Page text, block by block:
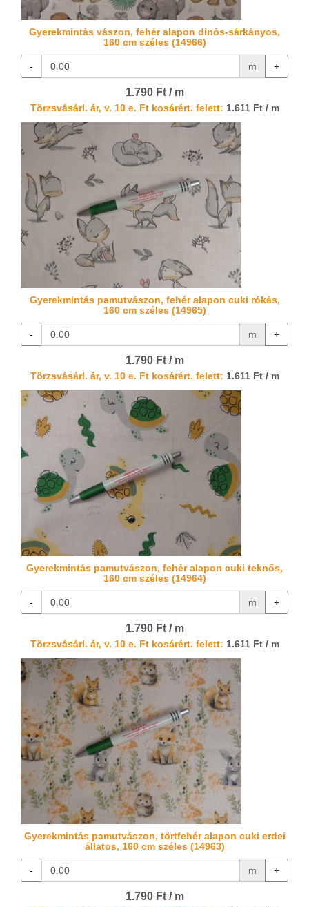
Gyerekmintás vászon, fehér alapon dinós-sárkányos,
160 cm széles (14966)
- m +
1.790 Ft / m
Törzsvásárl. ár, v. 10 e. Ft kosárért. felett: 1.611 Ft / m
Gyerekmintás pamutvászon, fehér alapon cuki rókás,
160 cm széles (14965)
- m +
1.790 Ft / m
Törzsvásárl. ár, v. 10 e. Ft kosárért. felett: 1.611 Ft / m
Gyerekmintás pamutvászon, fehér alapon cuki teknős,
160 cm széles (14964)
- m +
1.790 Ft / m
Törzsvásárl. ár, v. 10 e. Ft kosárért. felett: 1.611 Ft / m
Gyerekmintás pamutvászon, törtfehér alapon cuki erdei
állatos, 160 cm széles (14963)
- m +
1.790 Ft / m